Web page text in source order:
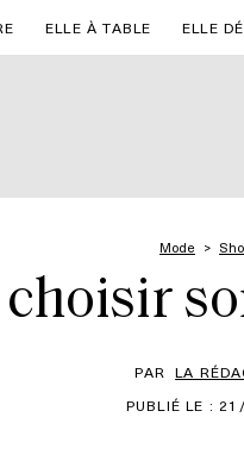
ELLE À TABLE ELLE
Mode
PAR LA
PUBLIÉ LE :